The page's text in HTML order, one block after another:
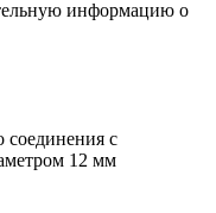
информацию о
соединения с
12 мм